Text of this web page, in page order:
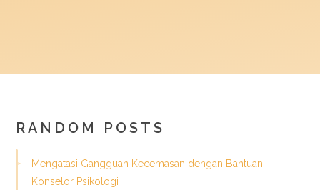
RANDOM POSTS
Mengatasi Gangguan Kecemasan dengan Bantuan
Konselor Psikologi